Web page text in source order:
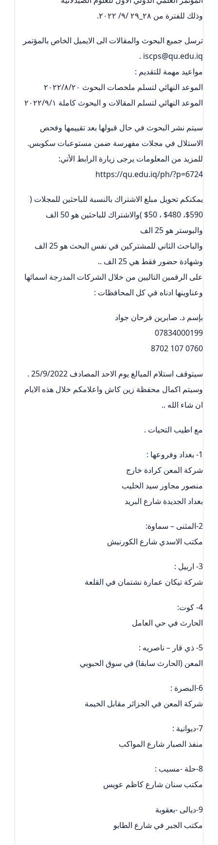
وذلك للفترة من ٢٨_٢٩ /٩/ ٢٠٢٢.
ترسل جميع البحوث والمقالات الى الايميل الخاص بالمؤتمر
iscps@qu.edu.iq
.
مواعيد مهمة للتقديم :
الموعد النهائي لتسلم ملخصات البحوث ٢٠٢٢/٨/٢٠
الموعد النهائي لتسلم المقالات و البحوث كاملة ٢٠٢٢/٩/١
سيتم نشر البحوث في حال قبولها بعد تقييمها وفحص
الاستلال في مجلات مفهرسة ضمن مستوعبات سكوبس.
للمزيد من المعلومات يرجى زيارة الرابط الأتي:
يمكنكم تحويل مبلغ الاشتراك بالنسبة للباحثين للمجلات (
590$، 480$ ، 50$ )والاشتراك للباحثين هو 50 الف
والبوستر هو 25 الف
والباحث الثاني للمشتركين في نفس البحث هو 25 الف
وشهادة حضور فقط هي 25 الف ..
على الرقمين التاليين من خلال الشركات المدرجة اسمائها
وعناوينها ادناه في كل المحافظات :
بإسم د. صابرين فرحان جواد
07834000199
0760 107 8702
سيتوقف استلام المبالغ يوم الاحد المصادف 25/9/2022 .
وسيتم اكمال محفظة زين كاش واعلامكم خلال هذه الايام
ان شاء الله ..
مع اطيب التحيات .
1- بغداد وفروعها :
شركة المعن كرادة خارج
منصور مجاور سيد الحليب
بغداد الجديدة شارع البريد
2-المثنى – سماوة:
مكتب الاسدي شارع الكورنيش
3- اربيل :
شركة تيكان عمارة نشتمان في القلعة
4- كوت:
الحارث في حي العامل
5- ذي قار – ناصريه :
المعن (الحارث سابقا) في سوق الحبوبي
6-البصرة :
شركة المعن في الجزائر مقابل الخيمة
7-ديوانية :
منفذ الصبار شارع المواكب
8-حلة -مسيب :
مكتب سنان شارع كاظم عويس
9-ديالى -بعقوبة
مكتب الجبر في شارع الطابو